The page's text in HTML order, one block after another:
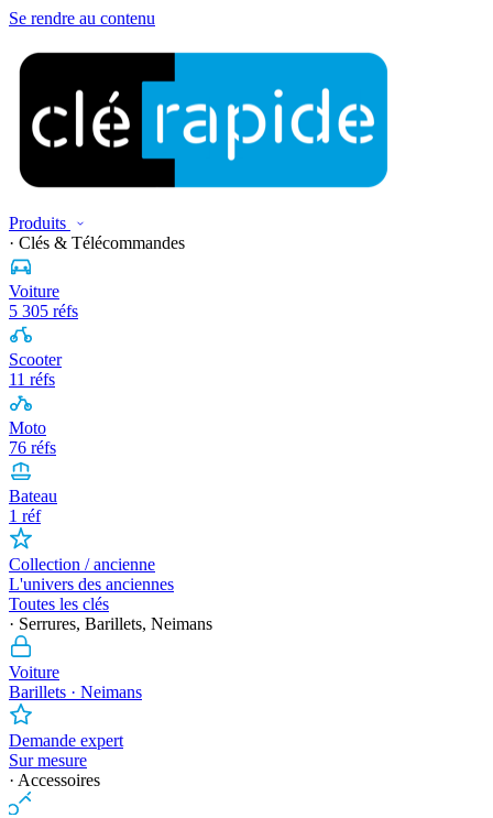
Se rendre au contenu
Produits
· Clés & Télécommandes
Voiture
5 305 réfs
Scooter
11 réfs
Moto
76 réfs
Bateau
1 réf
Collection / ancienne
L'univers des anciennes
Toutes les clés
· Serrures, Barillets, Neimans
Voiture
Barillets · Neimans
Demande expert
Sur mesure
· Accessoires